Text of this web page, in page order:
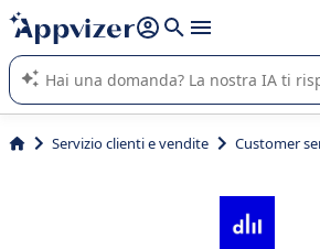
righe con
shift + enter
L'IA di Appvizer vi guida nell'utilizzo o nella
software SaaS per la vostra azienda.
Servizio clienti e vendite Customer